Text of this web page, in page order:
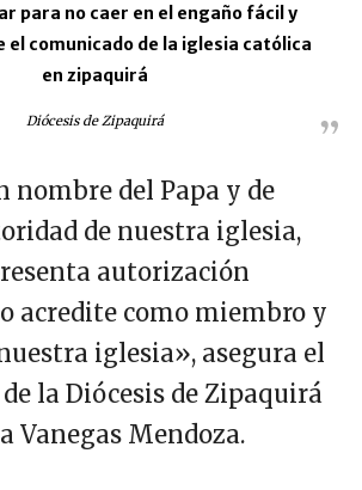
para no caer en el engaño fácil y
el comunicado de la iglesia católica
en zipaquirá
Diócesis de Zipaquirá
nombre del Papa y de
de nuestra iglesia,
autorización
acredite como miembro y
iglesia», asegura el
la Diócesis de Zipaquirá
Vanegas Mendoza.